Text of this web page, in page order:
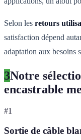
Selon les retours
satisfaction dépend
adaptation aux besoins
3Notre
encastrable
#1
Sortie de câble